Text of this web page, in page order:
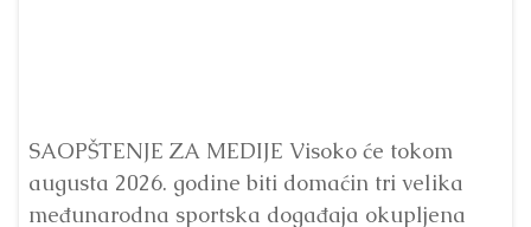
SAOPŠTENJE ZA MEDIJE Visoko će tokom
augusta 2026. godine biti domaćin tri velika
međunarodna sportska događaja okupljena